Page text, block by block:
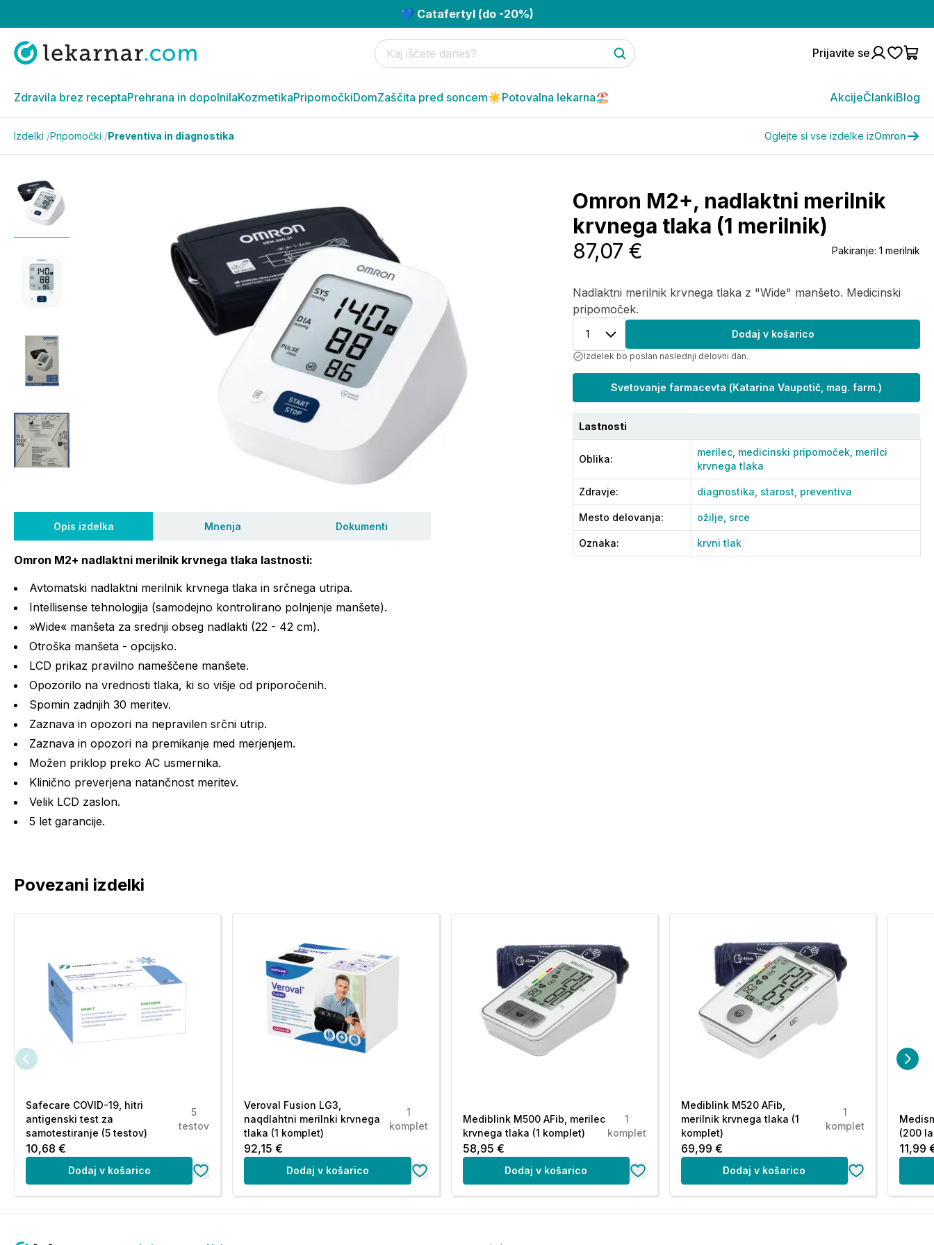
💙 Catafertyl (do -20%)
Prijavite se
Zdravila brez receptaPrehrana in dopolnilaKozmetikaPripomočkiDomZaščita pred soncem☀️Potovalna lekarna🏖️ AkcijeČlankiBlog
Izdelki /Pripomočki /Preventiva in diagnostika Oglejte si vse izdelke izOmron
Opis izdelka Mnenja Dokumenti
Omron M2+ nadlaktni merilnik krvnega tlaka lastnosti:
Avtomatski nadlaktni merilnik krvnega tlaka in srčnega utripa.
Intellisense tehnologija (samodejno kontrolirano polnjenje manšete).
»Wide« manšeta za srednji obseg nadlakti (22 - 42 cm).
Otroška manšeta - opcijsko.
LCD prikaz pravilno nameščene manšete.
Opozorilo na vrednosti tlaka, ki so višje od priporočenih.
Spomin zadnjih 30 meritev.
Zaznava in opozori na nepravilen srčni utrip.
Zaznava in opozori na premikanje med merjenjem.
Možen priklop preko AC usmernika.
Klinično preverjena natančnost meritev.
Velik LCD zaslon.
5 let garancije.
Omron M2+, nadlaktni merilnik
krvnega tlaka (1 merilnik)
Nadlaktni merilnik krvnega tlaka z "Wide" manšeto. Medicinski
pripomoček.
87,07 € Pakiranje: 1 merilnik
1 Dodaj v košarico
Izdelek bo poslan naslednji delovni dan.
Svetovanje farmacevta (Katarina Vaupotič, mag. farm.)
Lastnosti
Oblika:
merilec, medicinski pripomoček, merilci
krvnega tlaka
Zdravje: diagnostika, starost, preventiva
Mesto delovanja: ožilje, srce
Oznaka: krvni tlak
Povezani izdelki
Safecare COVID-19, hitri
antigenski test za
samotestiranje (5 testov)
5
testov
10,68 €
Dodaj v košarico
Veroval Fusion LG3,
naqdlahtni merilnki krvnega
tlaka (1 komplet)
1
komplet
92,15 €
Dodaj v košarico
Mediblink M500 AFib, merilec
krvnega tlaka (1 komplet)
1
komplet
58,95 €
Dodaj v košarico
Mediblink M520 AFib,
merilnik krvnega tlaka (1
komplet)
1
komplet
69,99 €
Dodaj v košarico
(200
11,99